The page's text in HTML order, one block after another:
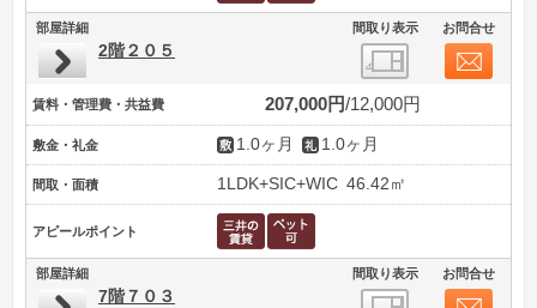
部屋詳細 間取り表示 お問合せ
2階２０５
賃料・管理費・共益費 207,000円 12,000円
敷金・礼金 1.0ヶ月 1.0ヶ月
間取・面積 1LDK+SIC+WIC 46.42㎡
アピールポイント
部屋詳細 間取り表示 お問合せ
7階７０３